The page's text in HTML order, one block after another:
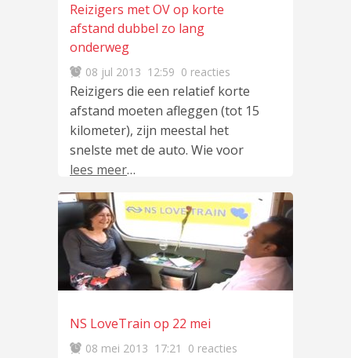
Reizigers met OV op korte
afstand dubbel zo lang
onderweg
08 jul 2013 12:59 0 reacties
Reizigers die een relatief korte
afstand moeten afleggen (tot 15
kilometer), zijn meestal het
snelste met de auto. Wie voor
lees meer…
NS LoveTrain op 22 mei
08 mei 2013 17:21 0 reacties